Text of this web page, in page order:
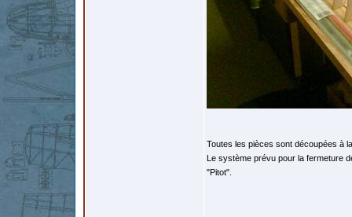
Toutes les pièces sont découpées à
Le système prévu pour la fermeture
"Pitot".